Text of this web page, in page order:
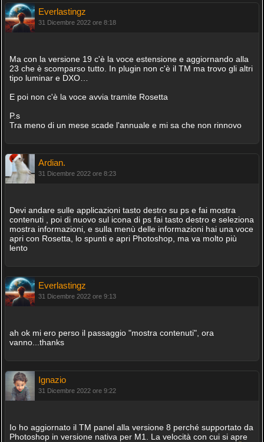
Everlastingz
31 Dicembre 2022 ore 8:18
Ma con la versione 19 c'è la voce estensione e aggiornando alla
23 che è scomparso tutto. In plugin non c'è il TM ma trovo gli altri
tipo luminar e DXO…
E poi non c'è la voce avvia tramite Rosetta
P.s
Tra meno di un mese scade l'annuale e mi sa che non rinnovo
Ardian.
31 Dicembre 2022 ore 8:23
Devi andare sulle applicazioni tasto destro su ps e fai mostra
contenuti , poi di nuovo sul icona di ps fai tasto destro e seleziona
mostra informazioni, e sulla menù delle informazioni hai una voce
apri con Rosetta, lo spunti e apri Photoshop, ma va molto più
lento
Everlastingz
31 Dicembre 2022 ore 9:13
ah ok mi ero perso il passaggio "mostra contenuti", ora
vanno...thanks
Ignazio
31 Dicembre 2022 ore 9:22
Io ho aggiornato il TM panel alla versione 8 perché supportato da
Photoshop in versione nativa per M1. La velocità con cui si apre